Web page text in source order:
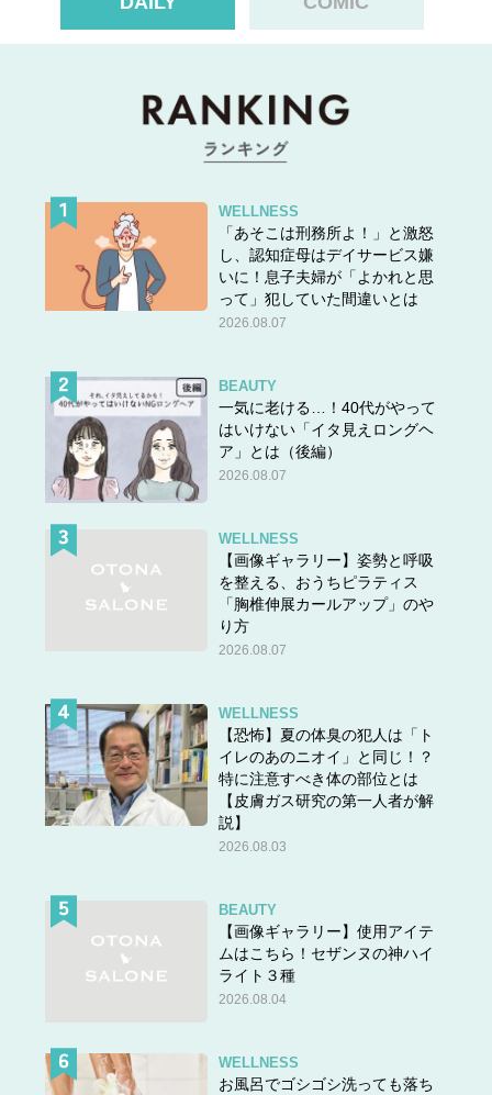
WELLNESS
「あそこは刑務所よ！」と激怒
し、認知症母はデイサービス嫌
いに！息子夫婦が「よかれと思
って」犯していた間違いとは
2026.08.07
BEAUTY
一気に老ける…！40代がやって
はいけない「イタ見えロングヘ
ア」とは（後編）
2026.08.07
WELLNESS
【画像ギャラリー】姿勢と呼吸
を整える、おうちピラティス
「胸椎伸展カールアップ」のや
り方
2026.08.07
WELLNESS
【恐怖】夏の体臭の犯人は「ト
イレのあのニオイ」と同じ！？
特に注意すべき体の部位とは
【皮膚ガス研究の第一人者が解
説】
2026.08.03
BEAUTY
【画像ギャラリー】使用アイテ
ムはこちら！セザンヌの神ハイ
ライト３種
2026.08.04
WELLNESS
お風呂でゴシゴシ洗っても落ち